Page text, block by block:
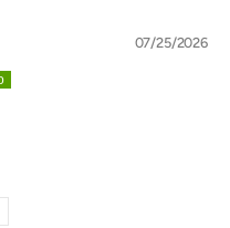
07/25/2026